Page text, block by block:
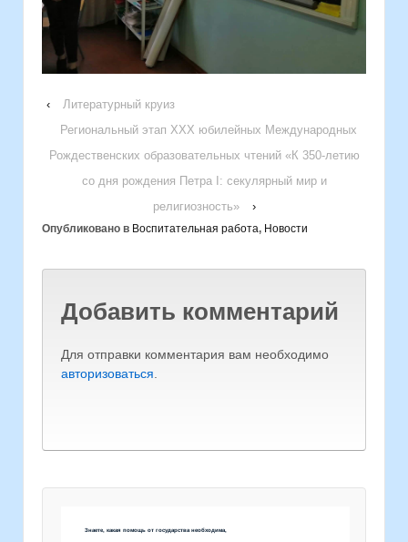
‹
Литературный круиз
Региональный этап XXХ юбилейных Международных
Рождественских образовательных чтений «К 350-летию
со дня рождения Петра I: секулярный мир и
религиозность»
›
Опубликовано в Воспитательная работа, Новости
Добавить комментарий
Для отправки комментария вам необходимо
авторизоваться.
Знаете, какая помощь от государства необходима,